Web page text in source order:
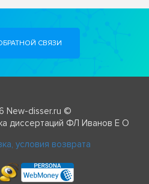
СВЯЗИ
New-disser.ru ©
диссертаций ФЛ Иванов Е О
условия возврата